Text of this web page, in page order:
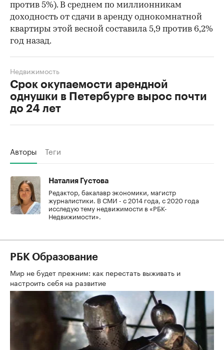
против 5%). В среднем по миллионникам
доходность от сдачи в аренду однокомнатной
квартиры этой весной составила 5,9 против 6,2%
год назад.
Срок окупаемости арендной
однушки в Петербурге вырос почти
до 24 лет
Недвижимость
Авторы Теги
Наталия Густова
Редактор, бакалавр экономики, магистр
журналистики. В СМИ - с 2014 года, с 2020 года
исследую тему недвижимости в «РБК-
Недвижимости».
РБК Образование
Мир не будет прежним: как перестать выживать и
настроить себя на развитие